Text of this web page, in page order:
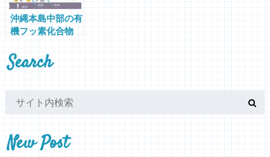
沖縄本島中部の有
機フッ素化合物
米軍基地と「ごみ
山」
Search
New Post